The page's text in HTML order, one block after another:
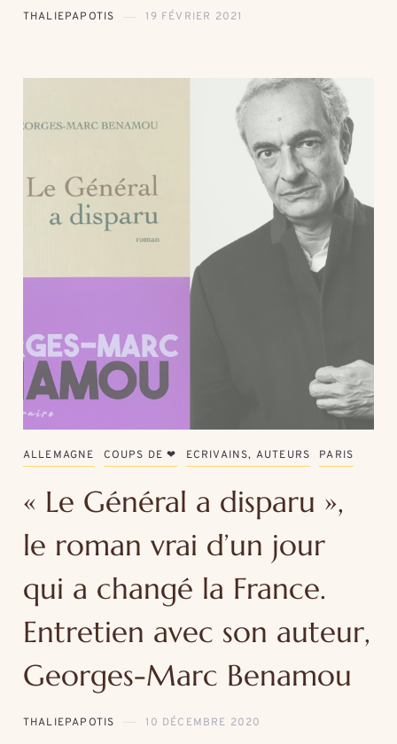
THALIEPAPOTIS 19 FÉVRIER 2021
ALLEMAGNE COUPS DE ❤ ECRIVAINS, AUTEURS PARIS
« Le Général a disparu »,
le roman vrai d’un jour
qui a changé la France.
Entretien avec son auteur,
Georges-Marc Benamou
THALIEPAPOTIS 10 DÉCEMBRE 2020